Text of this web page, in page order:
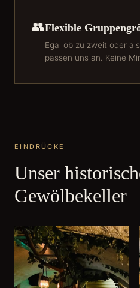
👥Flexible
Egal ob zu zweit oder
passen uns an. Keine
EINDRÜCKE
Unser
Gewölbekeller